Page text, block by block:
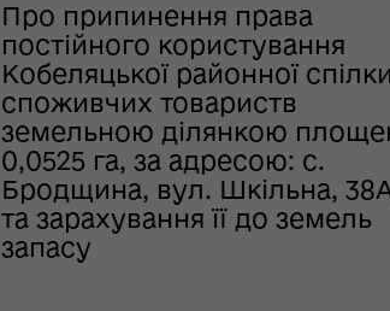
Про припинення права
постійного користування
Кобеляцької районної спілки
споживчих товариств
земельною ділянкою
0,0525 га, за адресою: с.
Бродщина, вул. Шкільна,
та зарахування її до земель
запасу